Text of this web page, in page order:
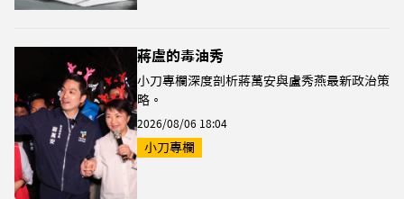
蔣盧的毒油秀
小刀專欄深度剖析蔣萬安與盧秀燕最新政治策
略。
2026/08/06 18:04
小刀專欄